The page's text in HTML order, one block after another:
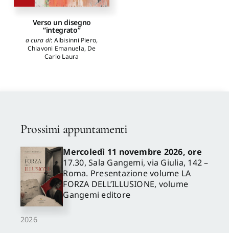
Verso un disegno
“integrato”
a cura di: Albisinni Piero,
Chiavoni Emanuela, De
Carlo Laura
Prossimi appuntamenti
2026
Mercoledì 11 novembre 2026, ore
17.30, Sala Gangemi, via Giulia, 142 –
Roma. Presentazione volume LA
FORZA DELL’ILLUSIONE, volume
Gangemi editore